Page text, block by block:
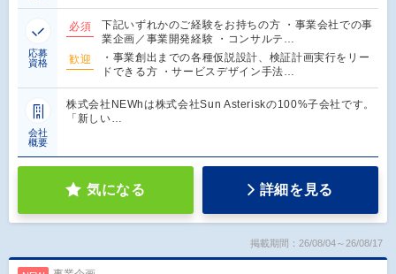
応募
資格
必須
下記いずれかのご経験をお持ちの方 ・事業会社での事
業企画／事業開発経験 ・コンサルテ…
歓迎
・事業創出までの各種仮説設計、検証計画実行をリー
ドできる方 ・サービスデザイン手法…
会社
概要
株式会社NEWhは株式会社Sun Asteriskの100%子会社です。
「新しい…
気になる 詳細を見る
掲載期間：26/08/04～26/08/17